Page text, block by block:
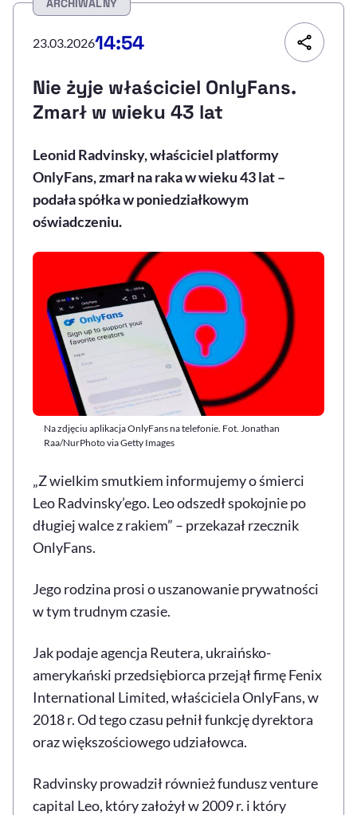
Deklaracja dostępności, otwiera się w nowym oknie
Zgłoś problem
, otwiera się w
ARCHIWALNY
23.03.202614:54
Nie żyje właściciel OnlyFans.
Zmarł w wieku 43 lat
Leonid Radvinsky, właściciel platformy
OnlyFans, zmarł na raka w wieku 43 lat –
podała spółka w poniedziałkowym
oświadczeniu.
Na zdjęciu aplikacja OnlyFans na telefonie. Fot. Jonathan
Raa/NurPhoto via Getty Images
„Z wielkim smutkiem informujemy o śmierci
Leo Radvinsky’ego. Leo odszedł spokojnie po
długiej walce z rakiem” – przekazał rzecznik
OnlyFans.
Jego rodzina prosi o uszanowanie prywatności
w tym trudnym czasie.
Jak podaje agencja Reutera, ukraińsko-
amerykański przedsiębiorca przejął firmę Fenix
International Limited, właściciela OnlyFans, w
2018 r. Od tego czasu pełnił funkcję dyrektora
oraz większościowego udziałowca.
Radvinsky prowadził również fundusz venture
capital Leo, który założył w 2009 r. i który